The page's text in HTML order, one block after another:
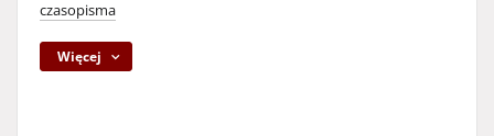
czasopisma
Więcej